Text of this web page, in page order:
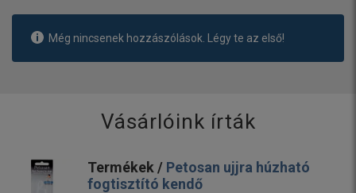
Még nincsenek hozzászólások. Légy te az első!
Vásárlóink írták
Termékek / Petosan ujjra húzható
fogtisztító kendő